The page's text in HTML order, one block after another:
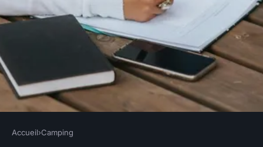
CAMPING
Accueil›Camping